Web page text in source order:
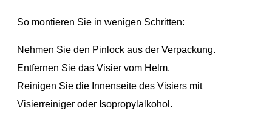
So montieren Sie in wenigen Schritten:
Nehmen Sie den Pinlock aus der Verpackung.
Entfernen Sie das Visier vom Helm.
Reinigen Sie die Innenseite des Visiers mit
Visierreiniger oder Isopropylalkohol.